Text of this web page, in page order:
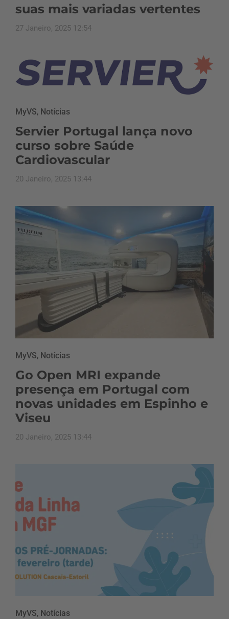
suas mais variadas vertentes
27 Janeiro, 2025 12:54
MyVS, Notícias
Servier Portugal lança novo
curso sobre Saúde
Cardiovascular
20 Janeiro, 2025 13:44
MyVS, Notícias
Go Open MRI expande
presença em Portugal com
novas unidades em Espinho e
Viseu
20 Janeiro, 2025 13:44
MyVS, Notícias